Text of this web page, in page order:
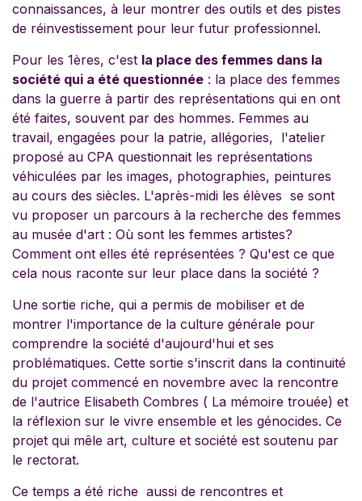
connaissances, à leur montrer des outils et des pistes
de réinvestissement pour leur futur professionnel.
Pour les 1ères, c'est la place des femmes dans la
société qui a été questionnée : la place des femmes
dans la guerre à partir des représentations qui en ont
été faites, souvent par des hommes. Femmes au
travail, engagées pour la patrie, allégories, l'atelier
proposé au CPA questionnait les représentations
véhiculées par les images, photographies, peintures
au cours des siècles. L'après-midi les élèves se sont
vu proposer un parcours à la recherche des femmes
au musée d'art : Où sont les femmes artistes?
Comment ont elles été représentées ? Qu'est ce que
cela nous raconte sur leur place dans la société ?
Une sortie riche, qui a permis de mobiliser et de
montrer l'importance de la culture générale pour
comprendre la société d'aujourd'hui et ses
problématiques. Cette sortie s'inscrit dans la continuité
du projet commencé en novembre avec la rencontre
de l'autrice Elisabeth Combres ( La mémoire trouée) et
la réflexion sur le vivre ensemble et les génocides. Ce
projet qui mêle art, culture et société est soutenu par
le rectorat.
Ce temps a été riche aussi de rencontres et